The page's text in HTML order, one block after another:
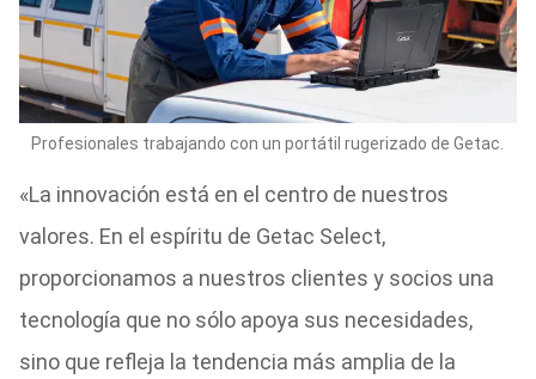
Profesionales trabajando con un portátil rugerizado de Getac.
«La innovación está en el centro de nuestros
valores. En el espíritu de Getac Select,
proporcionamos a nuestros clientes y socios una
tecnología que no sólo apoya sus necesidades,
sino que refleja la tendencia más amplia de la